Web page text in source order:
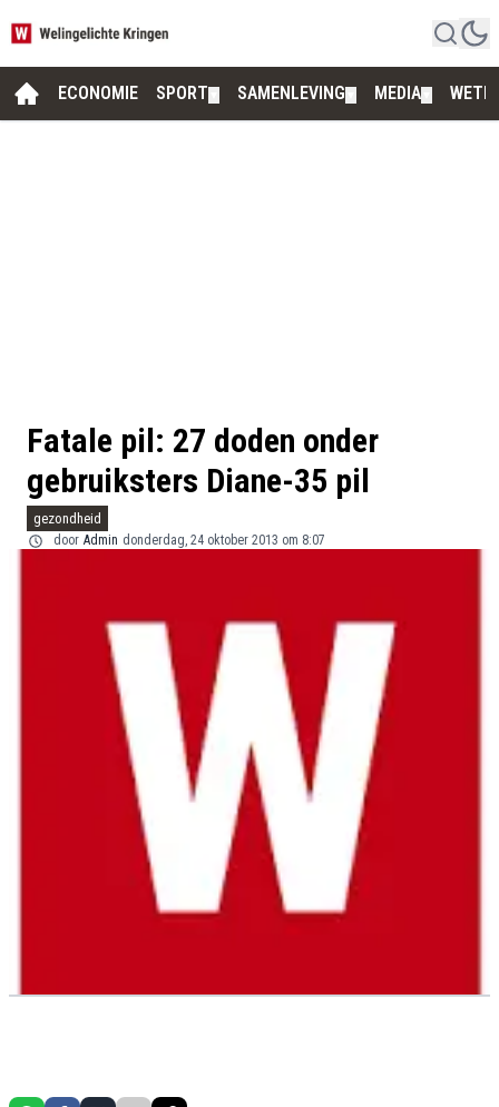
ECONOMIE SPORT SAMENLEVING MEDIA
Fatale pil: 27 doden onder
gebruiksters Diane-35 pil
gezondheid
door Admin donderdag, 24 oktober 2013 om 8:07